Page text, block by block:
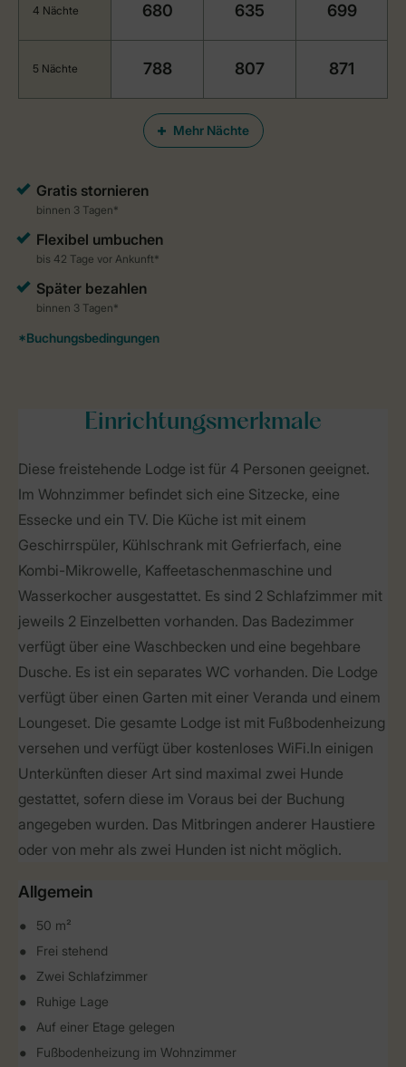
Mehr Nächte
4 Nächte 680 635 699
5 Nächte 788 807 871
Einrichtungsmerkmale
Diese freistehende Lodge ist für 4 Personen geeignet.
Im Wohnzimmer befindet sich eine Sitzecke, eine
Essecke und ein TV. Die Küche ist mit einem
Geschirrspüler, Kühlschrank mit Gefrierfach, eine
Kombi-Mikrowelle, Kaffeetaschenmaschine und
Wasserkocher ausgestattet. Es sind 2 Schlafzimmer mit
jeweils 2 Einzelbetten vorhanden. Das Badezimmer
verfügt über eine Waschbecken und eine begehbare
Dusche. Es ist ein separates WC vorhanden. Die Lodge
verfügt über einen Garten mit einer Veranda und einem
Loungeset. Die gesamte Lodge ist mit Fußbodenheizung
versehen und verfügt über kostenloses WiFi.In einigen
Unterkünften dieser Art sind maximal zwei Hunde
gestattet, sofern diese im Voraus bei der Buchung
angegeben wurden. Das Mitbringen anderer Haustiere
oder von mehr als zwei Hunden ist nicht möglich.
Allgemein
50 m²
Frei stehend
Zwei Schlafzimmer
Ruhige Lage
Auf einer Etage gelegen
Fußbodenheizung im Wohnzimmer